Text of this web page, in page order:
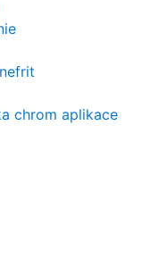
chrom aplikace